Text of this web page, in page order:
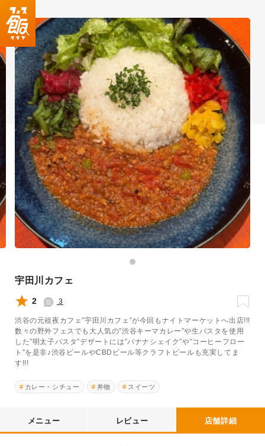
宇田川カフェ
2 3
渋谷の元祖夜カフェ”宇田川カフェ”が今回もナイトマーケットへ出店!!!
数々の野外フェスでも大人気の”渋谷キーマカレー”や生パスタを使用
した”明太子パスタ”デザートには”バナナシェイク”や”コーヒーフロー
ト”を是非♪渋谷ビールやCBDビール等クラフトビールも充実してま
す!!!
カレー・シチュー 丼物 スイーツ
メニュー レビュー 店舗詳細